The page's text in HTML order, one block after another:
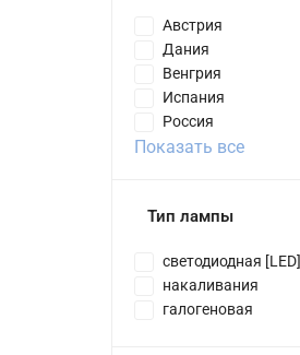
Австрия
Дания
Венгрия
Испания
Россия
Показать все
Тип лампы
светодиодная [LED]
накаливания
галогеновая